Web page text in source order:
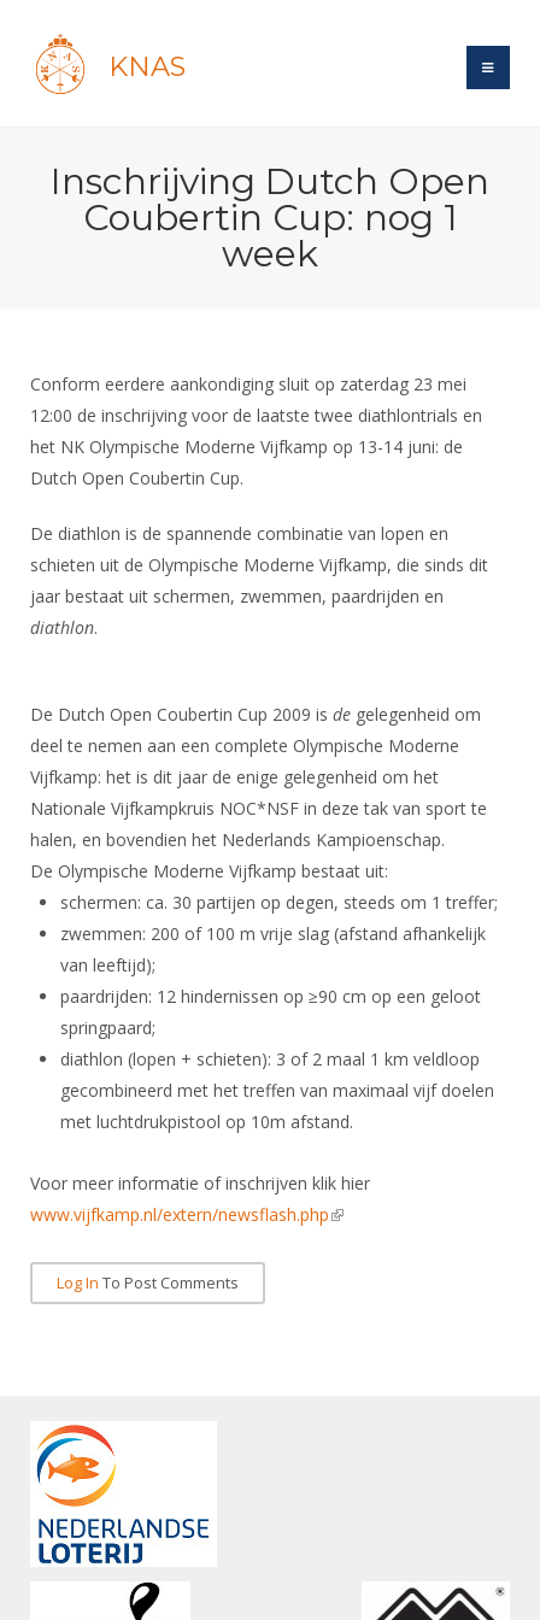
KNAS
Login
Forums
Maandelijks archief
Evenement
Gebruiksvoorwaarden
Handleiding
Bond
Reglementen
Ledencijfers
Sponsors en Partners
Organisatie
Bestuur
Leden van Verdiensten
Vacatures
Bondsbureau
Contact
Medewerkers
Samenwerking
Formulieren
Alle Verenigingen
Nieuws
Verenigingsondersteuning
Witte Vlekkenplan
Oprichting Vereniging
Overschrijven leden
Schermen
Recreatiesport
Veteranen
Lichtzwaardschermen
Wedstrijdsport
Ranglijsten
Inschrijven
Materiaal
Schermpaspoort
Rolstoelschermen
KNAS Keurmerk
NK's
JPT
JEC
Veteranenwedstrijden
Nieuws
Aanvragen van scheidsrechters
Scheidsrechterslijst
Promotie en logo
Geschiedenis van het schermen
Nieuws
DBT
FBT
SBT
Atletencommissie
Internationale Titeltoernooien
Internationale aanmeldingen
Voor de jeugd
Spreekbeurtpakket
Ouders en vereniging
Jeugdkampen
Brassardsysteem
Nationale opleidingen
Internationale opleidingen
Opleidingen
Leraar
Voor scheidsrechters
Nieuws
Scheidsrechterslijst
Scheidsrechter Documentatie
Opleidingen
Archief
Bibliotheek
Zoek Vereniging
NK organiseren
Inschrijving Dutch Open
Coubertin Cup: nog 1
week
Conform eerdere aankondiging sluit op zaterdag 23 mei
12:00 de inschrijving voor de laatste twee diathlontrials en
het NK Olympische Moderne Vijfkamp op 13-14 juni: de
Dutch Open Coubertin Cup.
De diathlon is de spannende combinatie van lopen en
schieten uit de Olympische Moderne Vijfkamp, die sinds dit
jaar bestaat uit schermen, zwemmen, paardrijden en
diathlon.
De Dutch Open Coubertin Cup 2009 is de gelegenheid om
deel te nemen aan een complete Olympische Moderne
Vijfkamp: het is dit jaar de enige gelegenheid om het
Nationale Vijfkampkruis NOC*NSF in deze tak van sport te
halen, en bovendien het Nederlands Kampioenschap.
De Olympische Moderne Vijfkamp bestaat uit:
schermen: ca. 30 partijen op degen, steeds om 1 treffer;
zwemmen: 200 of 100 m vrije slag (afstand afhankelijk
van leeftijd);
paardrijden: 12 hindernissen op ≥90 cm op een geloot
springpaard;
diathlon (lopen + schieten): 3 of 2 maal 1 km veldloop
gecombineerd met het treffen van maximaal vijf doelen
met luchtdrukpistool op 10m afstand.
Voor meer informatie of inschrijven klik hier
www.vijfkamp.nl/extern/newsflash.php(link is external)
Log In To Post Comments